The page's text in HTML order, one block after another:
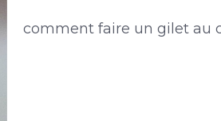
comment faire un gilet au